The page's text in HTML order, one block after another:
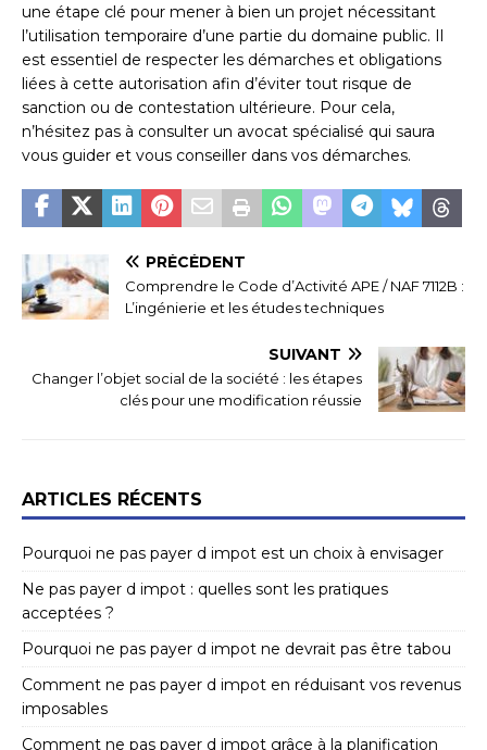
une étape clé pour mener à bien un projet nécessitant
l’utilisation temporaire d’une partie du domaine public. Il
est essentiel de respecter les démarches et obligations
liées à cette autorisation afin d’éviter tout risque de
sanction ou de contestation ultérieure. Pour cela,
n’hésitez pas à consulter un avocat spécialisé qui saura
vous guider et vous conseiller dans vos démarches.
PRÉCÉDENT
Comprendre le Code d’Activité APE / NAF 7112B :
L’ingénierie et les études techniques
SUIVANT
Changer l’objet social de la société : les étapes
clés pour une modification réussie
ARTICLES RÉCENTS
Pourquoi ne pas payer d impot est un choix à envisager
Ne pas payer d impot : quelles sont les pratiques
acceptées ?
Pourquoi ne pas payer d impot ne devrait pas être tabou
Comment ne pas payer d impot en réduisant vos revenus
imposables
Comment ne pas payer d impot grâce à la planification